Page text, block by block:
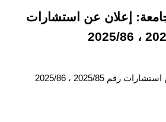
إعلان عن استشارات
2025/85 ، 2025/86